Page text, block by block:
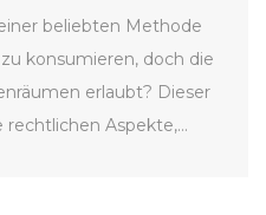
beliebten Methode
konsumieren, doch die
erlaubt? Dieser
Aspekte,